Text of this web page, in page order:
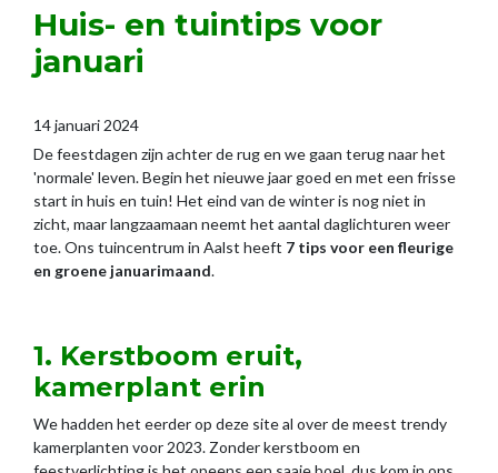
Huis- en tuintips voor
januari
14 januari 2024
De feestdagen zijn achter de rug en we gaan terug naar het
'normale' leven. Begin het nieuwe jaar goed en met een frisse
start in huis en tuin! Het eind van de winter is nog niet in
zicht, maar langzaamaan neemt het aantal daglichturen weer
toe. Ons tuincentrum in Aalst heeft 7 tips voor een fleurige
en groene januarimaand.
1. Kerstboom eruit,
kamerplant erin
We hadden het eerder op deze site al over de meest trendy
kamerplanten voor 2023. Zonder kerstboom en